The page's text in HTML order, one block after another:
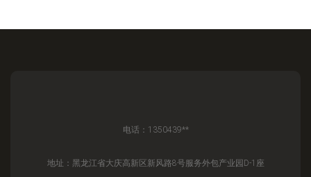
电话：1350439**
地址：黑龙江省大庆高新区新风路8号服务外包产业园D-1座